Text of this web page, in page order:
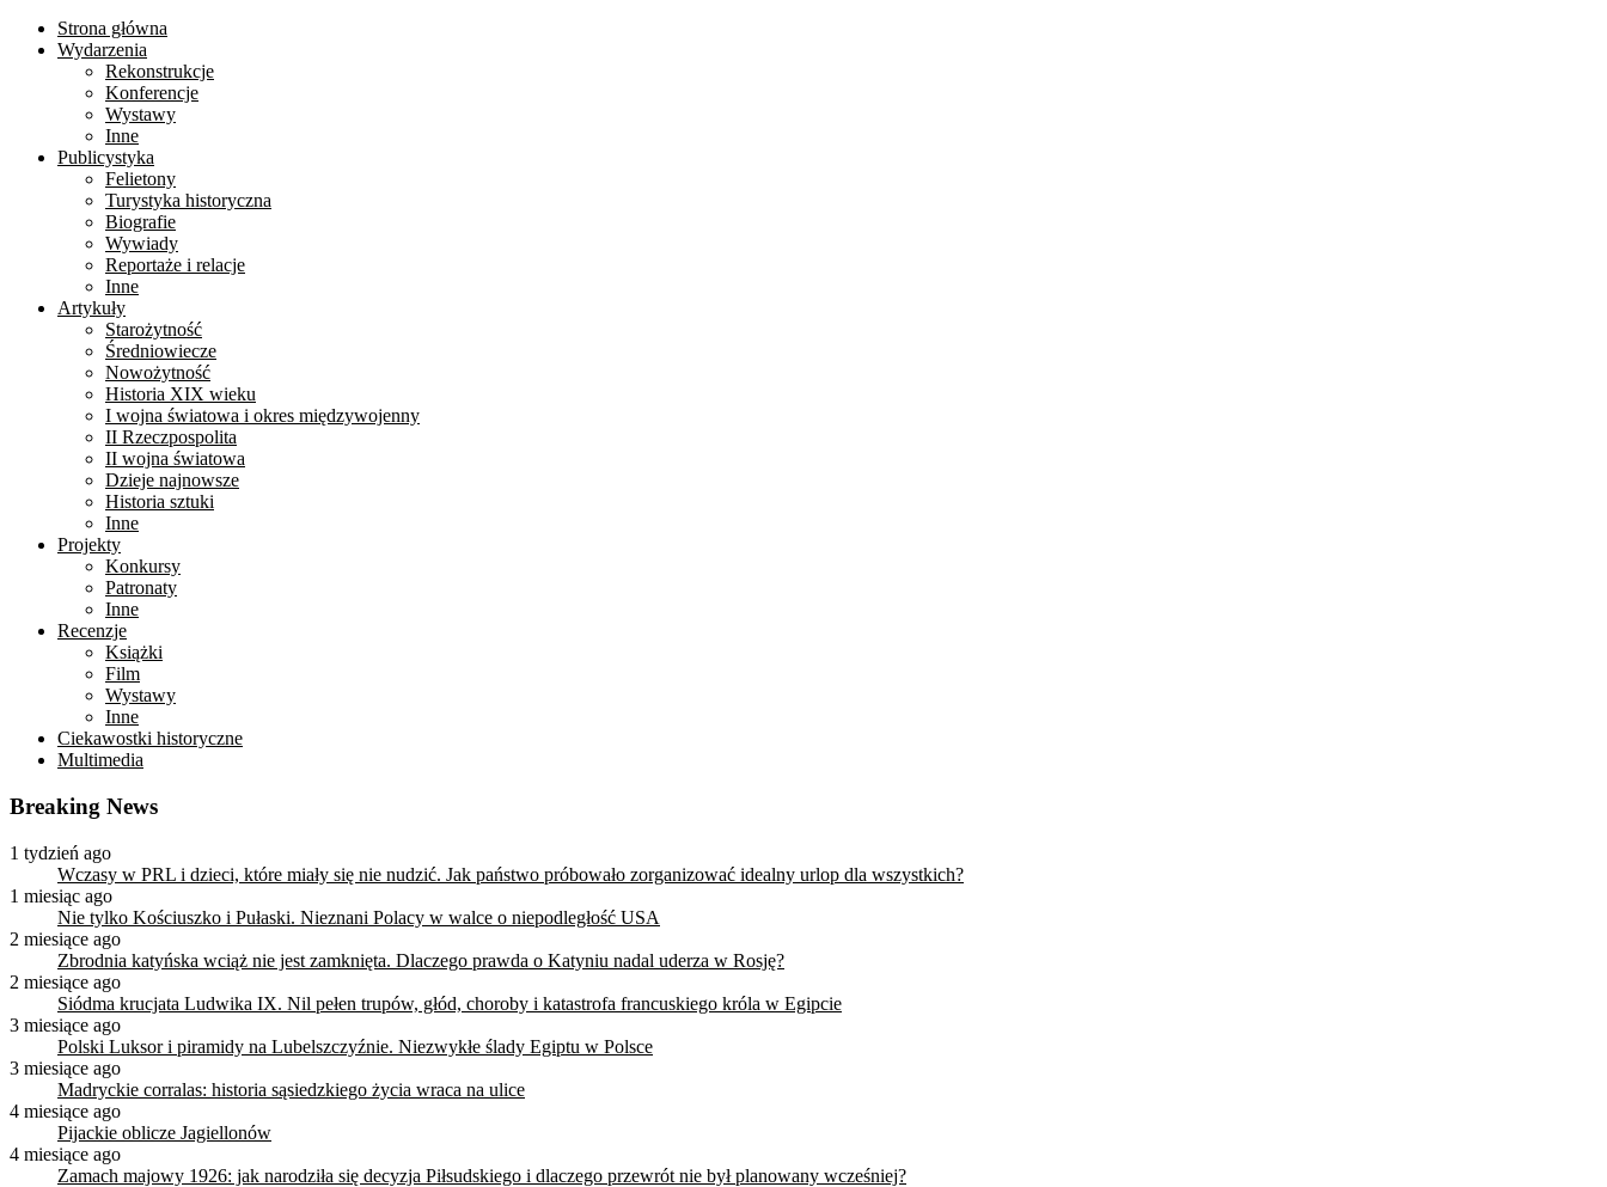
Strona główna
Wydarzenia
Rekonstrukcje
Konferencje
Wystawy
Inne
Publicystyka
Felietony
Turystyka historyczna
Biografie
Wywiady
Reportaże i relacje
Inne
Artykuły
Starożytność
Średniowiecze
Nowożytność
Historia XIX wieku
I wojna światowa i okres międzywojenny
II Rzeczpospolita
II wojna światowa
Dzieje najnowsze
Historia sztuki
Inne
Projekty
Konkursy
Patronaty
Inne
Recenzje
Książki
Film
Wystawy
Inne
Ciekawostki historyczne
Multimedia
Breaking News
1 tydzień ago
Wczasy w PRL i dzieci, które miały się nie nudzić. Jak państwo próbowało zorganizować idealny urlop dla wszystkich?
1 miesiąc ago
Nie tylko Kościuszko i Pułaski. Nieznani Polacy w walce o niepodległość USA
2 miesiące ago
Zbrodnia katyńska wciąż nie jest zamknięta. Dlaczego prawda o Katyniu nadal uderza w Rosję?
2 miesiące ago
Siódma krucjata Ludwika IX. Nil pełen trupów, głód, choroby i katastrofa francuskiego króla w Egipcie
3 miesiące ago
Polski Luksor i piramidy na Lubelszczyźnie. Niezwykłe ślady Egiptu w Polsce
3 miesiące ago
Madryckie corralas: historia sąsiedzkiego życia wraca na ulice
4 miesiące ago
Pijackie oblicze Jagiellonów
4 miesiące ago
Zamach majowy 1926: jak narodziła się decyzja Piłsudskiego i dlaczego przewrót nie był planowany wcześniej?